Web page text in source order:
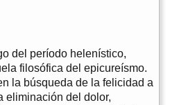
del período helenístico,
filosófica del epicureísmo.
la búsqueda de la felicidad a
eliminación del dolor,